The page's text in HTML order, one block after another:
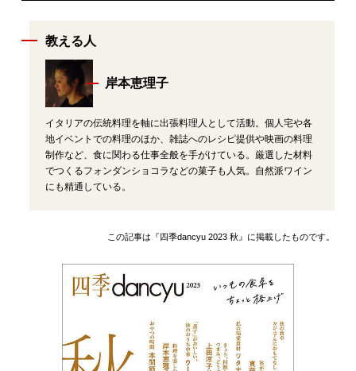
教える人
岸本恵理子
イタリアの伝統料理を軸に出張料理人として活動。個人宅や各
地イベントでの料理のほか、雑誌へのレシピ提供や映画の料理
制作など、食に関わる仕事全般を手がけている。厳選した材料
でつくるフォンダンショコラなどの菓子も人気。自然派ワイン
にも精通している。
この記事は『四季dancyu 2023 秋』に掲載したものです。